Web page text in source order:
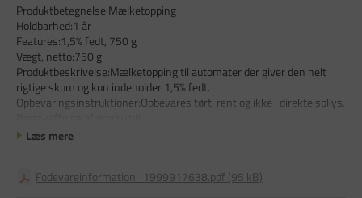
Produktbetegnelse:Mælketopping
Holdbarhed:1 år
Features:1,5% fedt, 750 g
Vægt, netto:750 g
Produktbeskrivelse:Mælketopping til automater der giver den helt
rigtige skum og kun indeholder 1,5% fedt.
Opbevaringsinstruktioner:Opbevares tørt, rent og ikke i direkte sollys.
Læs mere
Fodevareinformation_1999917638.pdf (95 kB)